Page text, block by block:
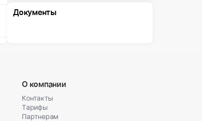
Документы
О компании
Контакты
Тарифы
Партнерам